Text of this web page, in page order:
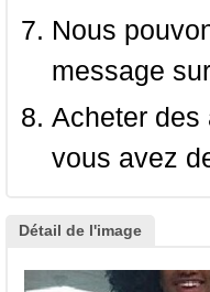
Nous
message
Acheter des
vous avez
Détail de l'image